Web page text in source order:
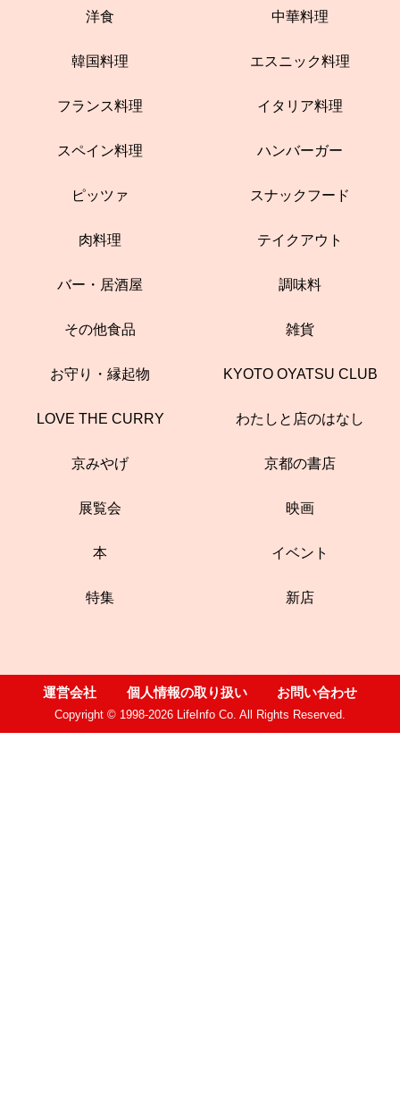
洋食 中華料理
韓国料理 エスニック料理
フランス料理 イタリア料理
スペイン料理 ハンバーガー
ピッツァ スナックフード
肉料理 テイクアウト
バー・居酒屋 調味料
その他食品 雑貨
お守り・縁起物 KYOTO OYATSU CLUB
LOVE THE CURRY わたしと店のはなし
京みやげ 京都の書店
展覧会 映画
本 イベント
特集 新店
運営会社 個人情報の取り扱い お問い合わせ
Copyright © 1998-2026 LifeInfo Co. All Rights Reserved.